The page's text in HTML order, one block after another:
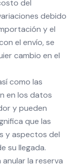
del
debido
y el
el envío, se
cambio en el
como las
en los datos
y pueden
que las
y aspectos del
su llegada.
la reserva